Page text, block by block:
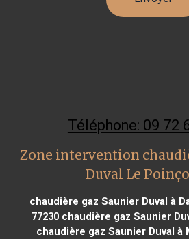
Téléphone: 09 72
Zone intervention
Duval Le
chaudière gaz Saunier Duval à
77230 chaudière gaz Saunier
chaudière gaz Saunier Duval à